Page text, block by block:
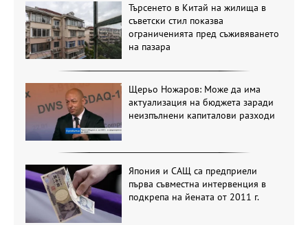
Търсенето в Китай на жилища в
съветски стил показва
ограниченията пред съживяването
на пазара
Щерьо Ножаров: Може да има
актуализация на бюджета заради
неизпълнени капиталови разходи
Япония и САЩ са предприели
първа съвместна интервенция в
подкрепа на йената от 2011 г.